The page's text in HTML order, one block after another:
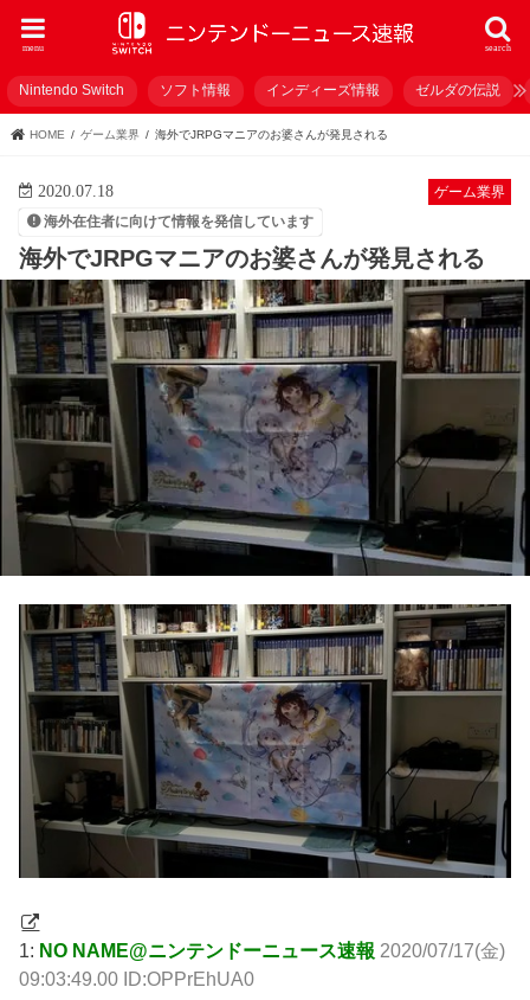
search
menu
Nintendo Switch ソフト情報 インディーズ情報 ゼルダの伝説
HOME ゲーム業界 海外でJRPGマニアのお婆さんが発見される
ゲーム業界
2020.07.18
海外在住者に向けて情報を発信しています
海外でJRPGマニアのお婆さんが発見される
1: NO NAME@ニンテンドーニュース速報 2020/07/17(金)
09:03:49.00 ID:OPPrEhUA0